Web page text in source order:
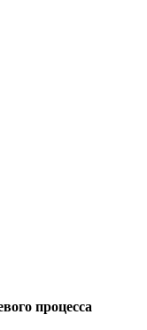
процесса